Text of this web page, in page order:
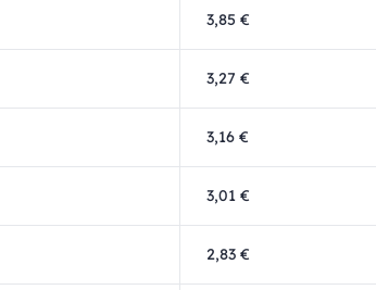
3,85 €
3,27 €
3,16 €
3,01 €
2,83 €